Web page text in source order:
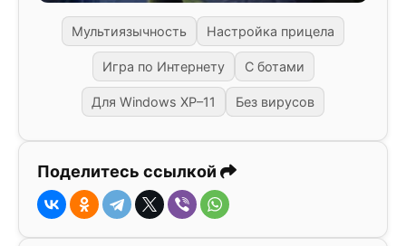
Мультиязычность Настройка прицела
Игра по Интернету С ботами
Для Windows XP–11 Без вирусов
Поделитесь ссылкой